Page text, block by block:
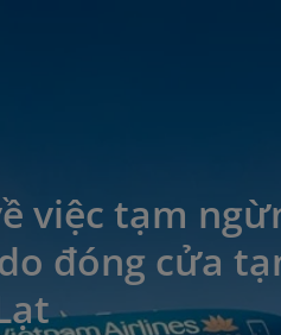
việc tạm
đóng cửa